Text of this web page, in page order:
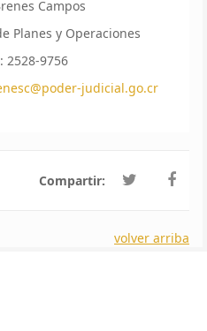
Campos
Planes y Operaciones
2528-9756
judicial.go.cr
Compartir:
volver arriba